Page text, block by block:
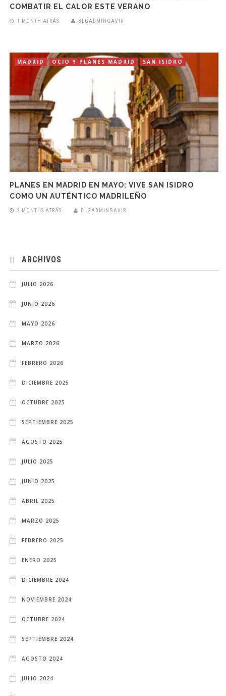
COMBATIR EL CALOR ESTE VERANO
1 MONTH ATRÁS BLGADMINGAVIR
MADRID OCIO Y PLANES MADRID SAN ISIDRO
PLANES EN MADRID EN MAYO: VIVE SAN ISIDRO
COMO UN AUTÉNTICO MADRILEÑO
2 MONTHS ATRÁS BLGADMINGAVIR
ARCHIVOS
JULIO 2026
JUNIO 2026
MAYO 2026
MARZO 2026
FEBRERO 2026
DICIEMBRE 2025
OCTUBRE 2025
SEPTIEMBRE 2025
AGOSTO 2025
JULIO 2025
JUNIO 2025
ABRIL 2025
MARZO 2025
FEBRERO 2025
ENERO 2025
DICIEMBRE 2024
NOVIEMBRE 2024
OCTUBRE 2024
SEPTIEMBRE 2024
AGOSTO 2024
JULIO 2024